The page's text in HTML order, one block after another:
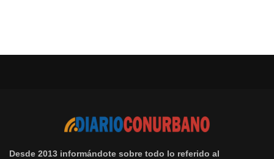
Desde 2013 informándote sobre todo lo referido al